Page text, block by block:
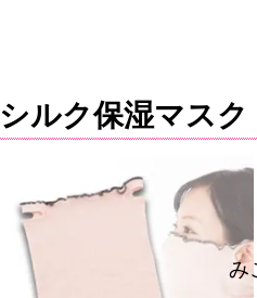
シルク保湿マスク
み